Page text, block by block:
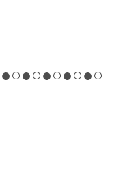
●○●○●○●○●○